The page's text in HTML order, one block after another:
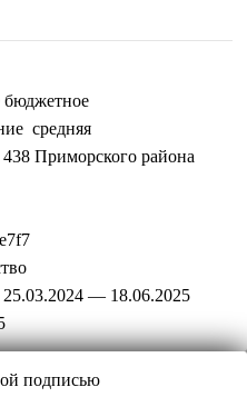
бюджетное
средняя
Приморского района
25.03.2024 — 18.06.2025
подписью